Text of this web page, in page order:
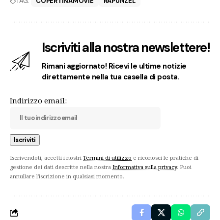
Iscriviti alla nostra newslettere!
Rimani aggiornato! Ricevi le ultime notizie
direttamente nella tua casella di posta.
Indirizzo email:
Iscrivendoti, accetti i nostri Termini di utilizzo e riconosci le pratiche di
gestione dei dati descritte nella nostra Informativa sulla privacy. Puoi
annullare l'iscrizione in qualsiasi momento.